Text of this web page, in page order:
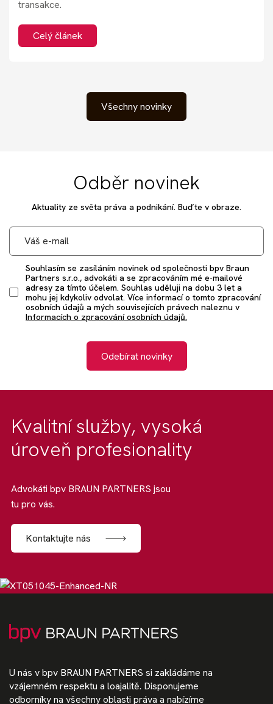
transakce.
Celý článek
Všechny novinky
Odběr novinek
Aktuality ze světa práva a podnikání. Buďte v obraze.
Souhlasím se zasíláním novinek od společnosti bpv Braun
Partners s.r.o., advokáti a se zpracováním mé e-mailové
adresy za tímto účelem. Souhlas uděluji na dobu 3 let a
mohu jej kdykoliv odvolat. Více informací o tomto zpracování
osobních údajů a mých souvisejících právech naleznu v
Informacích o zpracování osobních údajů.
Odebírat novinky
Kvalitní služby, vysoká
úroveň profesionality
Advokáti bpv BRAUN PARTNERS jsou
tu pro vás.
Kontaktujte nás
U nás v bpv BRAUN PARTNERS si zakládáme na
vzájemném respektu a loajalitě. Disponujeme
odborníky na všechny oblasti práva a nabízíme